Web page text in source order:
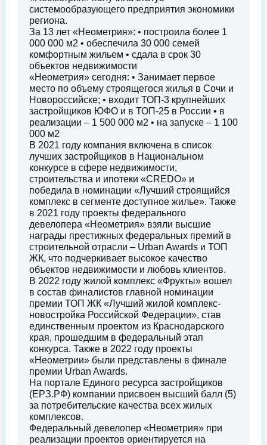
системообразующего предприятия экономики
региона.
За 13 лет «Неометрия»: • построила более 1
000 000 м2 • обеспечила 30 000 семей
комфортным жильем • сдала в срок 30
объектов недвижимости
«Неометрия» сегодня: • Занимает первое
место по объему строящегося жилья в Сочи и
Новороссийске; • входит ТОП-3 крупнейших
застройщиков ЮФО и в ТОП-25 в России • в
реализации – 1 500 000 м2 • на запуске – 1 100
000 м2
В 2021 году компания включена в список
лучших застройщиков в Национальном
конкурсе в сфере недвижимости,
строительства и ипотеки «CREDO» и
победила в номинации «Лучший строящийся
комплекс в сегменте доступное жилье». Также
в 2021 году проекты федерального
девелопера «Неометрия» взяли высшие
награды престижных федеральных премий в
строительной отрасли – Urban Awards и ТОП
ЖК, что подчеркивает высокое качество
объектов недвижимости и любовь клиентов.
В 2022 году жилой комплекс «Фрукты» вошел
в состав финалистов главной номинации
премии ТОП ЖК «Лучший жилой комплекс-
новостройка Российской Федерации», став
единственным проектом из Краснодарского
края, прошедшим в федеральный этап
конкурса. Также в 2022 году проекты
«Неометрии» были представлены в финале
премии Urban Awards.
На портале Единого ресурса застройщиков
(ЕРЗ.РФ) компании присвоен высший балл (5)
за потребительские качества всех жилых
комплексов.
Федеральный девелопер «Неометрия» при
реализации проектов ориентируется на